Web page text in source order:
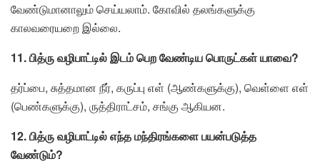
வேண்டுமானாலும் செய்யலாம். கோவில் தலங்களுக்கு
காலவரையறை இல்லை.
11. பித்ரு வழிபாட்டில் இடம் பெற வேண்டிய பொருட்கள் யாவை?
தர்ப்பை, சுத்தமான நீர், கருப்பு எள் (ஆண்களுக்கு), வெள்ளை எள்
(பெண்களுக்கு), ருத்திராட்சம், சங்கு ஆகியன.
12. பித்ரு வழிபாட்டில் எந்த மந்திரங்களை பயன்படுத்த
வேண்டும்?